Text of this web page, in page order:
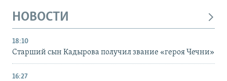
НОВОСТИ
18:10
Старший сын Кадырова получил звание «героя Чечни»
16:27